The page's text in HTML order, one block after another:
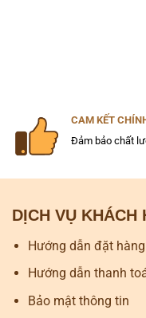
CAM KẾT
Đảm bảo chất
DỊCH VỤ KHÁCH
Hướng dẫn đặt hàng
Hướng dẫn thanh
Bảo mật thông tin